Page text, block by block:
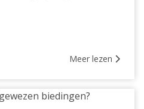
Meer lezen